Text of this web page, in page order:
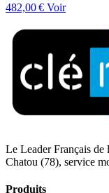
482,00 € Voir
Le Leader Français de
Chatou (78), service
Produits